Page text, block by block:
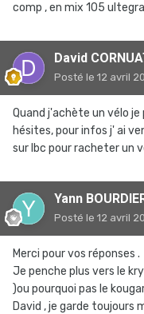
comp , en mix 105
David
Posté le 12 avril
Quand j'achète un vélo
hésites, pour infos j' ai
sur lbc pour racheter un
Yann
Posté le 12 avril
Merci pour vos réponses .
Je penche plus vers le
)ou pourquoi pas le
David , je garde toujours